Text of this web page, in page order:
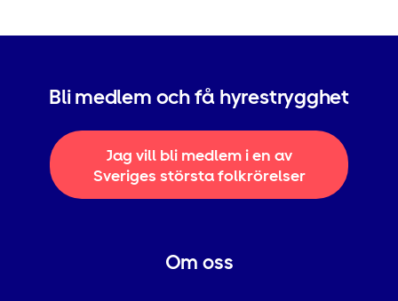
Bli medlem och få hyrestrygghet
Jag vill bli medlem i en av
Sveriges största folkrörelser
Om oss